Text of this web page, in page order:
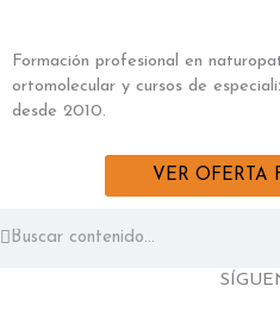
Formación profesional en
ortomolecular y cursos de
desde 2010.
VER OFERTA